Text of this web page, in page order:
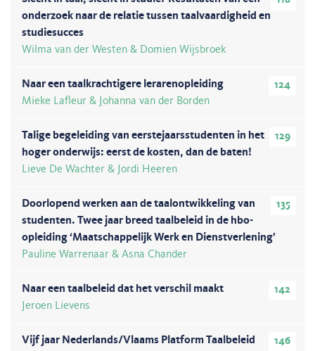
onderzoek naar de relatie tussen taalvaardigheid en
studiesucces
Wilma van der Westen & Domien Wijsbroek
124
Naar een taalkrachtigere lerarenopleiding
Mieke Lafleur & Johanna van der Borden
129
Talige begeleiding van eerstejaarsstudenten in het
hoger onderwijs: eerst de kosten, dan de baten!
Lieve De Wachter & Jordi Heeren
135
Doorlopend werken aan de taalontwikkeling van
studenten. Twee jaar breed taalbeleid in de hbo-
opleiding ‘Maatschappelijk Werk en Dienstverlening’
Pauline Warrenaar & Asna Chander
142
Naar een taalbeleid dat het verschil maakt
Jeroen Lievens
146
Vijf jaar Nederlands/Vlaams Platform Taalbeleid